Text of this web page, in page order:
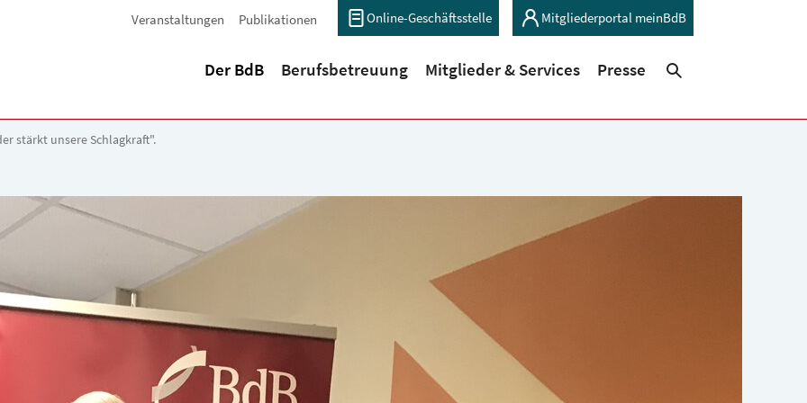
Veranstaltungen Publikationen Online-Geschäftsstelle Mitgliederportal meinBdB
Der BdB(current)
Berufsbetreuung(current)
Mitglieder & Services(current)
Presse
stärkt unsere Schlagkraft".